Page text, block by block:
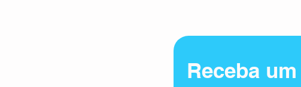
Receba